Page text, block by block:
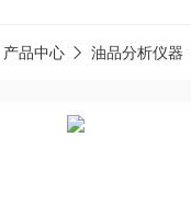
产品中心 油品分析仪器